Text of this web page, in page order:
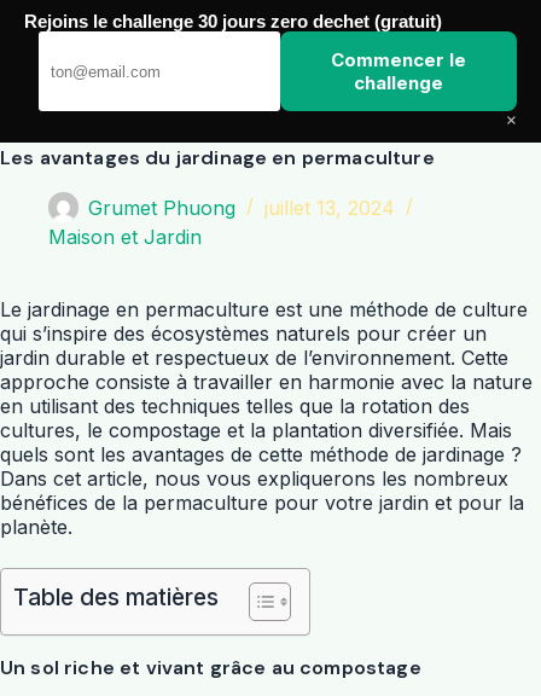
Passer
Les avantages du jardinage en permaculture
Grumet Phuong
juillet 13, 2024
Maison et Jardin
Le jardinage en permaculture est une méthode de culture
qui s’inspire des écosystèmes naturels pour créer un
jardin durable et respectueux de l’environnement. Cette
approche consiste à travailler en harmonie avec la nature
en utilisant des techniques telles que la rotation des
cultures, le compostage et la plantation diversifiée. Mais
quels sont les avantages de cette méthode de jardinage ?
Dans cet article, nous vous expliquerons les nombreux
bénéfices de la permaculture pour votre jardin et pour la
planète.
Table des matières
Un sol riche et vivant grâce au compostage
Rejoins le challenge 30 jours zero dechet (gratuit)
Commencer le
challenge
×